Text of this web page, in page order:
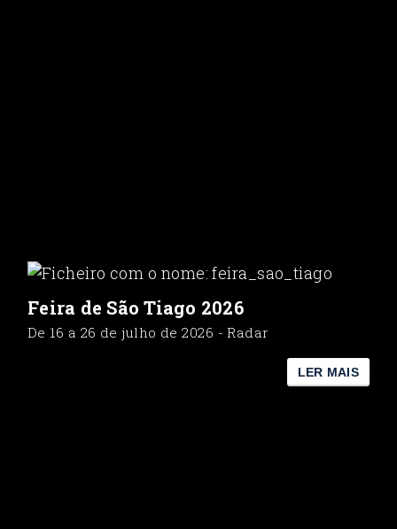
Feira de São Tiago 2026
De 16 a 26 de julho de 2026 - Radar
LER MAIS